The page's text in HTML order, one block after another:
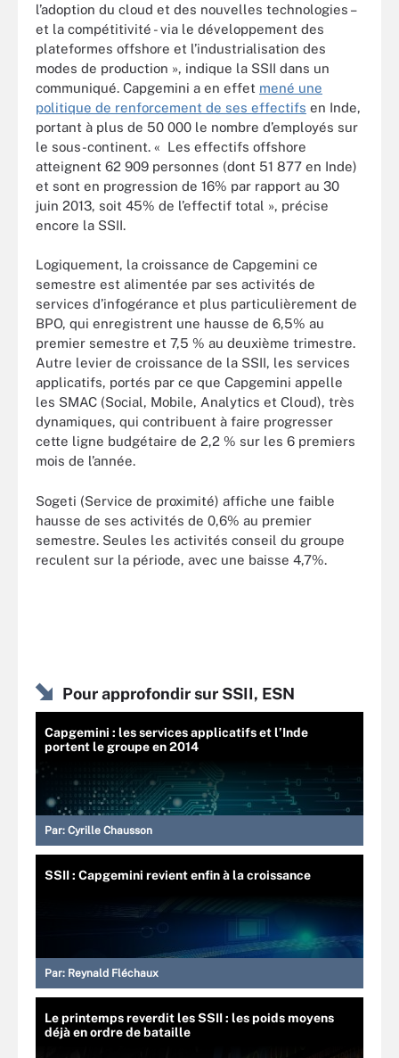
l’adoption du cloud et des nouvelles technologies –
et la compétitivité - via le développement des
plateformes offshore et l’industrialisation des
modes de production », indique la SSII dans un
communiqué. Capgemini a en effet mené une
politique de renforcement de ses effectifs en Inde,
portant à plus de 50 000 le nombre d’employés sur
le sous-continent. « Les effectifs offshore
atteignent 62 909 personnes (dont 51 877 en Inde)
et sont en progression de 16% par rapport au 30
juin 2013, soit 45% de l’effectif total », précise
encore la SSII.
Logiquement, la croissance de Capgemini ce
semestre est alimentée par ses activités de
services d’infogérance et plus particulièrement de
BPO, qui enregistrent une hausse de 6,5% au
premier semestre et 7,5 % au deuxième trimestre.
Autre levier de croissance de la SSII, les services
applicatifs, portés par ce que Capgemini appelle
les SMAC (Social, Mobile, Analytics et Cloud), très
dynamiques, qui contribuent à faire progresser
cette ligne budgétaire de 2,2 % sur les 6 premiers
mois de l’année.
Sogeti (Service de proximité) affiche une faible
hausse de ses activités de 0,6% au premier
semestre. Seules les activités conseil du groupe
reculent sur la période, avec une baisse 4,7%.
Pour approfondir sur SSII, ESN
Capgemini : les services applicatifs et l’Inde
portent le groupe en 2014
Par: Cyrille Chausson
SSII : Capgemini revient enfin à la croissance
Par: Reynald Fléchaux
Le printemps reverdit les SSII : les poids moyens
déjà en ordre de bataille